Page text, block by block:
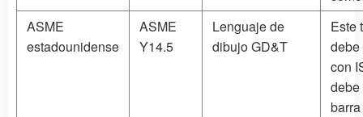
ASME
estadounidense
ASME
Y14.5
Lenguaje de
dibujo GD&T
Este
con